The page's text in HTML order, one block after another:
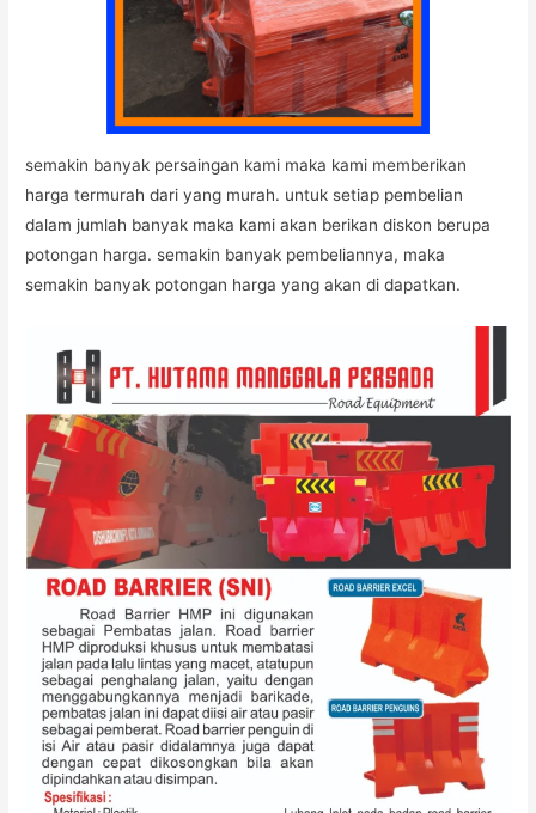
semakin banyak persaingan kami maka kami memberikan
harga termurah dari yang murah. untuk setiap pembelian
dalam jumlah banyak maka kami akan berikan diskon berupa
potongan harga. semakin banyak pembeliannya, maka
semakin banyak potongan harga yang akan di dapatkan.